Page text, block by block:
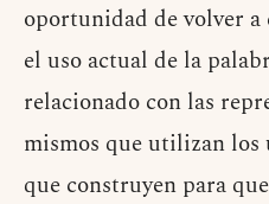
oportunidad de volver
el uso actual de la
relacionado con las
mismos que utilizan los
que construyen para